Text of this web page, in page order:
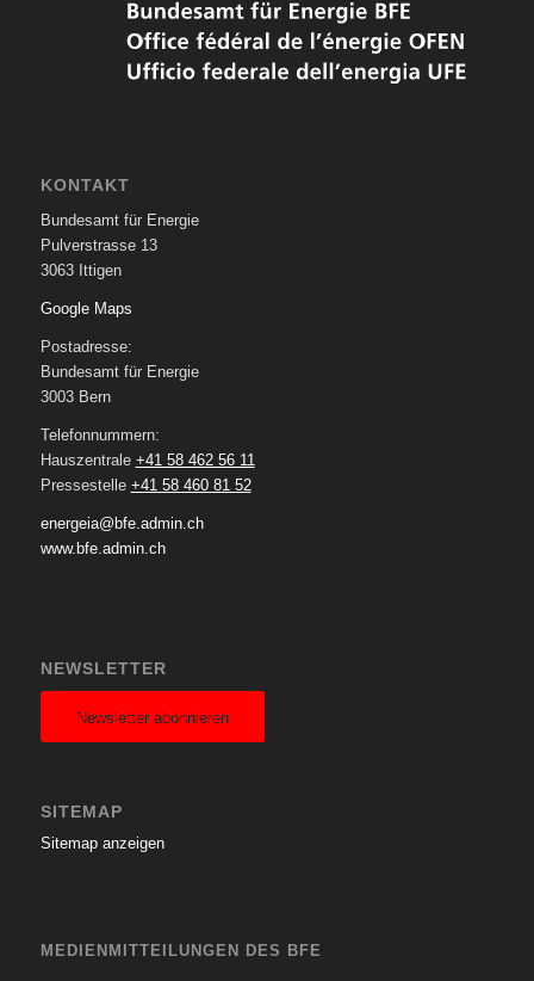
KONTAKT
Bundesamt für Energie
Pulverstrasse 13
3063 Ittigen
Google Maps
Postadresse:
Bundesamt für Energie
3003 Bern
Telefonnummern:
Hauszentrale +41 58 462 56 11
Pressestelle +41 58 460 81 52
energeia@bfe.admin.ch
www.bfe.admin.ch
NEWSLETTER
Newsletter abonnieren
SITEMAP
Sitemap anzeigen
MEDIENMITTEILUNGEN DES BFE